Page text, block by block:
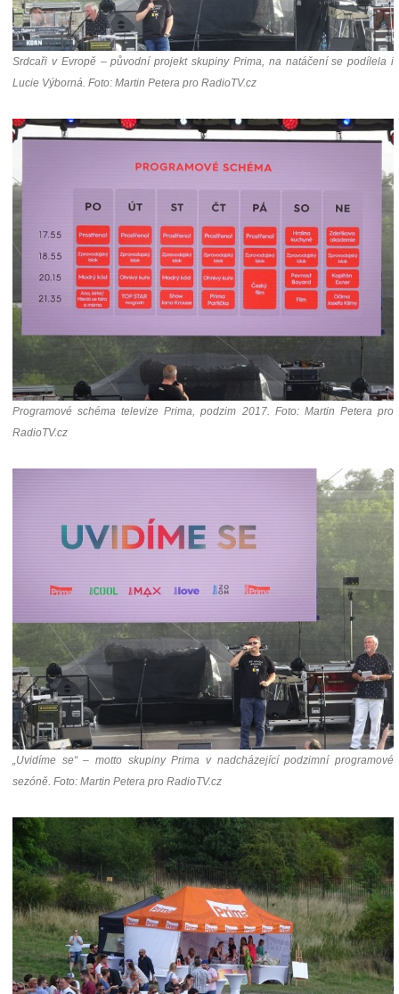
Srdcaři v Evropě – původní projekt skupiny Prima, na natáčení se podílela i
Lucie Výborná. Foto: Martin Petera pro RadioTV.cz
Programové schéma televize Prima, podzim 2017. Foto: Martin Petera pro
RadioTV.cz
„Uvidíme se“ – motto skupiny Prima v nadcházející podzimní programové
sezóně. Foto: Martin Petera pro RadioTV.cz